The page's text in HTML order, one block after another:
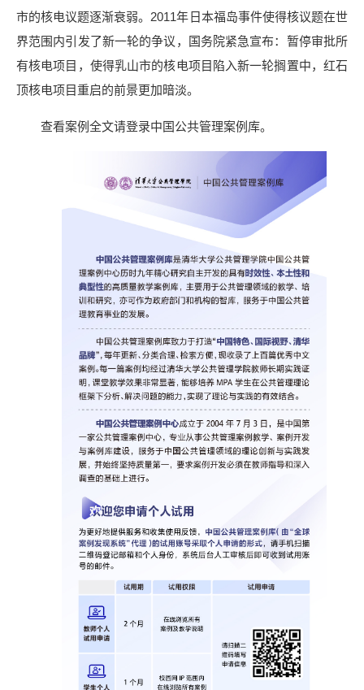
市的核电议题逐渐衰弱。2011年日本福岛事件使得核议题在世
界范围内引发了新一轮的争议，国务院紧急宣布：暂停审批所
有核电项目，使得乳山市的核电项目陷入新一轮搁置中，红石
顶核电项目重启的前景更加暗淡。
查看案例全文请登录中国公共管理案例库。